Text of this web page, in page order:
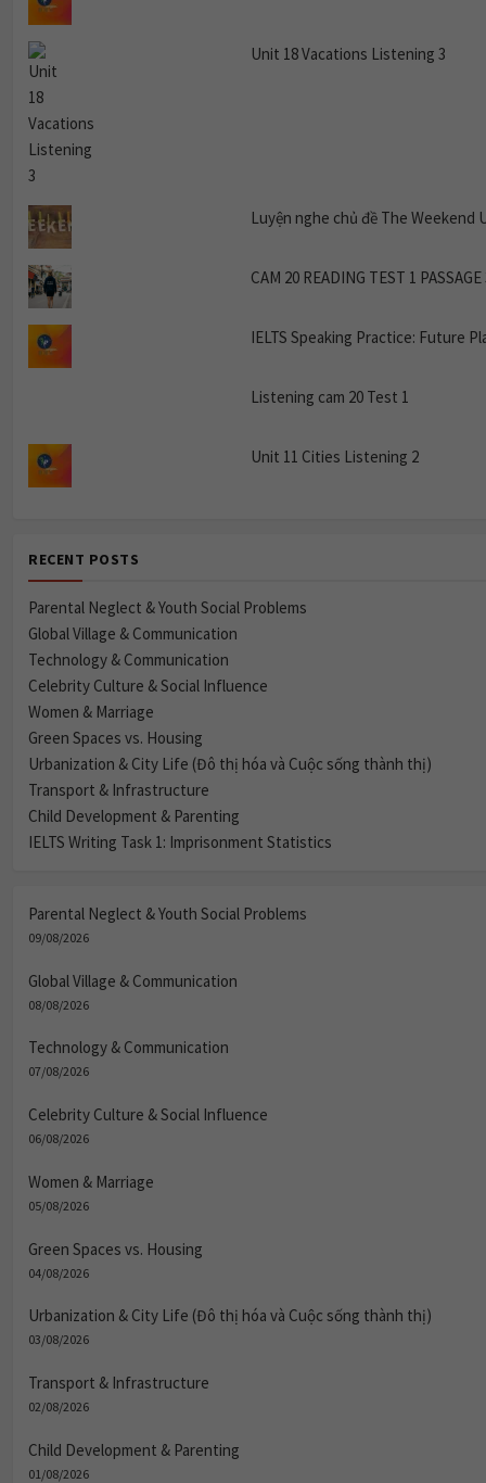
Unit 18 Vacations Listening 3
Luyện nghe chủ đề The Weekend
CAM 20 READING TEST 1 PASSAGE
IELTS Speaking Practice: Future
Listening cam 20 Test 1
Unit 11 Cities Listening 2
RECENT POSTS
Parental Neglect & Youth Social Problems
Global Village & Communication
Technology & Communication
Celebrity Culture & Social Influence
Women & Marriage
Green Spaces vs. Housing
Urbanization & City Life (Đô thị hóa và Cuộc sống thành thị)
Transport & Infrastructure
Child Development & Parenting
IELTS Writing Task 1: Imprisonment Statistics
Parental Neglect & Youth Social Problems
09/08/2026
Global Village & Communication
08/08/2026
Technology & Communication
07/08/2026
Celebrity Culture & Social Influence
06/08/2026
Women & Marriage
05/08/2026
Green Spaces vs. Housing
04/08/2026
Urbanization & City Life (Đô thị hóa và Cuộc sống thành thị)
03/08/2026
Transport & Infrastructure
02/08/2026
Child Development & Parenting
01/08/2026